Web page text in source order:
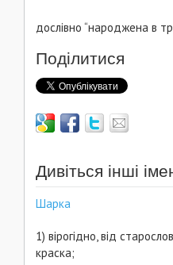
дослівно “народжена в
Поділитися
Дивіться інші
Шарка
1) вірогідно, від
краска;